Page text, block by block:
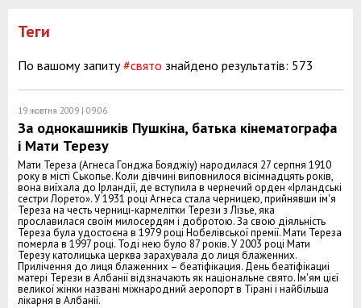
Теги
По вашому запиту#свято знайдено результатів: 573
19 жовтня 2009 | 09:06
За однокашників Пушкіна, батька кінематографа
і Мати Терезу
Мати Тереза (Агнеса Гонджа Бояджіу) народилася 27 серпня 1910
року в місті Ськопье. Коли дівчині виповнилося вісімнадцять років,
вона виїхала до Ірландії, де вступила в чернечий орден «Ірландські
сестри Лорето». У 1931 році Агнеса стала черницею, прийнявши ім'я
Тереза на честь черниці-кармелітки Терези з Лізье, яка
прославилася своїм милосердям і добротою. За свою діяльність
Тереза була удостоєна в 1979 році Нобелівської премії. Мати Тереза
померла в 1997 році. Тоді нею було 87 років. У 2003 році Мати
Терезу католицька церква зарахувала до лиця блаженних.
Прилічення до лиця блаженних – беатіфікация. День беатіфікациі
матері Терези в Албанії відзначають як національне свято. Ім'ям цієї
великої жінки названі міжнародний аеропорт в Тірані і найбільша
лікарня в Албанії.